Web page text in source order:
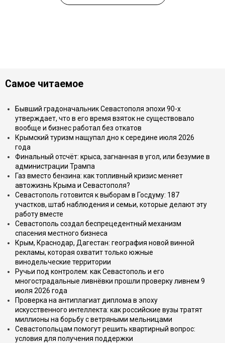
Самое читаемое
Бывший градоначальник Севастополя эпохи 90-х
утверждает, что в его время взяток не существовало
вообще и бизнес работал без откатов
Крымский туризм нащупал дно к середине июля 2026
года
Финальный отсчёт: крыса, загнанная в угол, или безумие в
администрации Трампа
Газ вместо бензина: как топливный кризис меняет
автожизнь Крыма и Севастополя?
Севастополь готовится к выборам в Госдуму: 187
участков, штаб наблюдения и семьи, которые делают эту
работу вместе
Севастополь создал беспрецедентный механизм
спасения местного бизнеса
Крым, Краснодар, Дагестан: география новой винной
рекламы, которая охватит только южные
винодельческие территории
Ручьи под контролем: как Севастополь и его
многострадальные ливнёвки прошли проверку ливнем 9
июля 2026 года
Проверка на антиплагиат диплома в эпоху
искусственного интеллекта: как российские вузы тратят
миллионы на борьбу с ветряными мельницами
Севастопольцам помогут решить квартирный вопрос:
условия для получения поддержки